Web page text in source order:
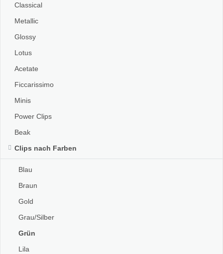
Classical
Metallic
Glossy
Lotus
Acetate
Ficcarissimo
Minis
Power Clips
Beak
Clips nach Farben
Blau
Braun
Gold
Grau/Silber
Grün
Lila